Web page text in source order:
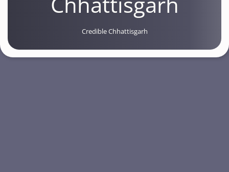
Credible Chhattisgarh